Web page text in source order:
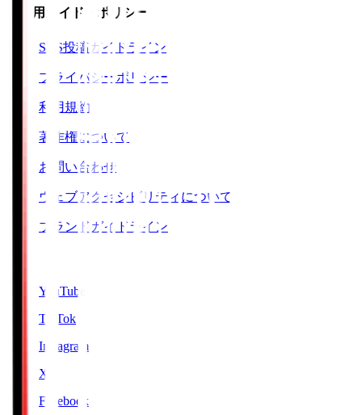
ご利用ガイド・ポリシー
SNS投稿ガイドライン
プライバシーポリシー
利用規約
著作権について
お問い合わせ
ウェブアクセシビリティについて
ブランドガイドライン
YouTube
TikTok
Instagram
X
Facebook